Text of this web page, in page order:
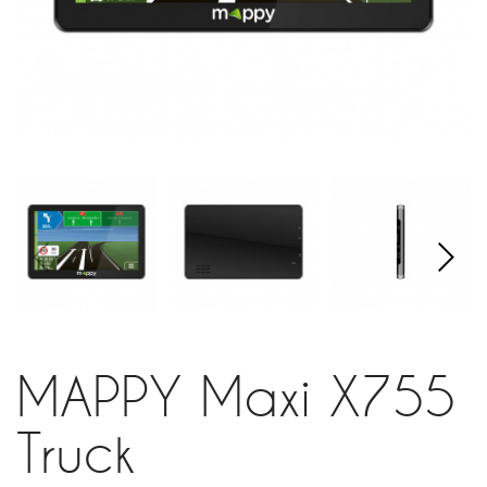
MAPPY Maxi X755
Truck